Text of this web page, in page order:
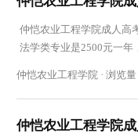
仲恺农业工程学院成人高
法学类专业是2500元一年
仲恺农业工程学院 · 浏览
仲恺农业工程学院